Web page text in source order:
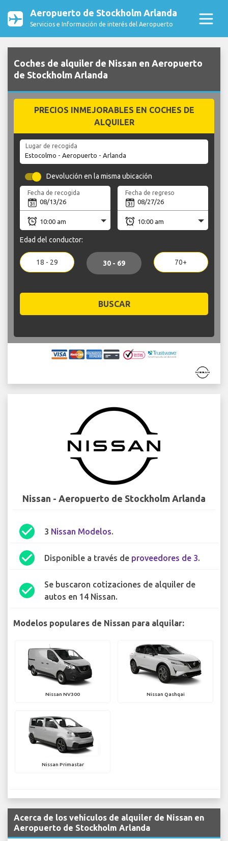
Aeropuerto de Stockholm Arlanda
Servicios e Información de interés del Aeropuerto
Coches de alquiler de Nissan en Aeropuerto
de Stockholm Arlanda
PRECIOS INMEJORABLES EN COCHES DE
ALQUILER
Lugar de recogida
Devolución en la misma ubicación
Fecha de recogida Fecha de regreso
Edad del conductor:
18 - 29 30 - 69 70+
BUSCAR
Nissan - Aeropuerto de Stockholm Arlanda
check_circle 3 Nissan Modelos.
check_circle Disponible a través de proveedores de 3.
check_circle
Se buscaron cotizaciones de alquiler de
autos en 14 Nissan.
Modelos populares de Nissan para alquilar:
Nissan NV300 Nissan Qashqai
Nissan Primastar
Acerca de los vehículos de alquiler de Nissan en
Aeropuerto de Stockholm Arlanda